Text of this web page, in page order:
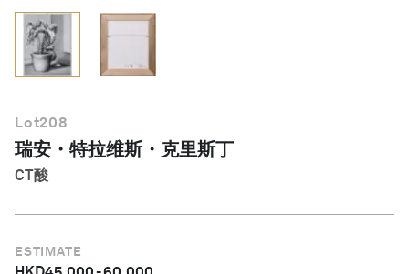
Lot208
瑞安・特拉维斯・克里斯丁
CT酸
ESTIMATE